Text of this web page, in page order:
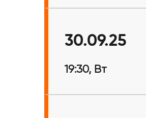
30.09.25
19:30, Вт